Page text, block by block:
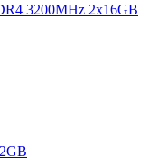
3200MHz 2x16GB